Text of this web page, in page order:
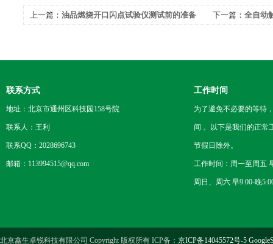
上一篇： 油品燃烧开口闪点试验仪测试前的准备
下一篇： 全自动
联系方式
地址：北京市通州区科技园158号院
联系人：王利
联系QQ：2028696743
邮箱：113994515@qq.com
工作时间
为了避免不必要的等待
间 。以下是我们的正常
节假日除外。
工作时间：周一至周五
周日、周六 早9:00-晚
北京鑫生卓锐科技有限公司 Copyright 版权所有 ICP备： 京ICP备14045572号-5